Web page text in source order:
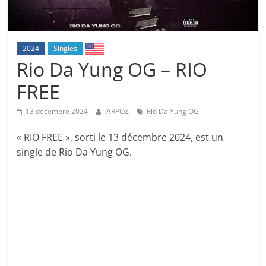
2024 Singles
Rio Da Yung OG – RIO
FREE
13 décembre 2024 ARPOZ Rio Da Yung OG
« RIO FREE », sorti le 13 décembre 2024, est un
single de Rio Da Yung OG.